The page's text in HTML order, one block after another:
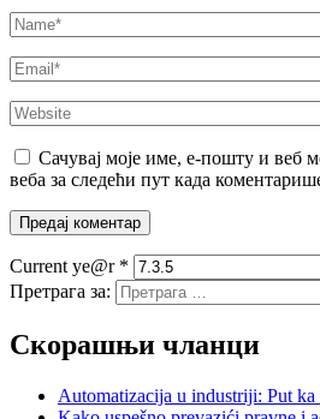
Сачувај моје име, е-пошту и веб
веба за следећи пут када
Current ye@r *
Претрага за:
Скорашњи чланци
Automatizacija u industriji: Put